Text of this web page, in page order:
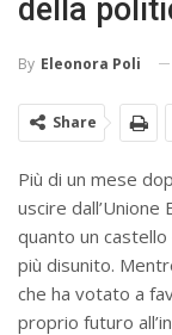
della
By Eleonora Poli
Share
Più di un mese
uscire
quanto un
più disunito.
che ha votato a
proprio futuro